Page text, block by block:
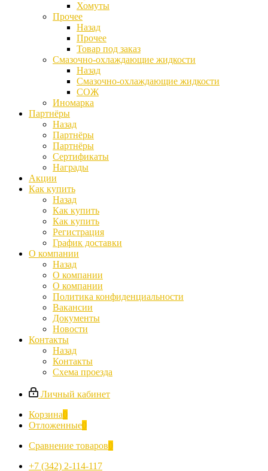
Хомуты
Прочее
Назад
Прочее
Товар под заказ
Смазочно-охлаждающие жидкости
Назад
Смазочно-охлаждающие жидкости
СОЖ
Иномарка
Партнёры
Назад
Партнёры
Партнёры
Сертификаты
Награды
Акции
Как купить
Назад
Как купить
Как купить
Регистрация
График доставки
О компании
Назад
О компании
О компании
Политика конфиденциальности
Вакансии
Документы
Новости
Контакты
Назад
Контакты
Схема проезда
Личный кабинет
Корзина0
Отложенные0
Сравнение товаров0
+7 (342) 2-114-117